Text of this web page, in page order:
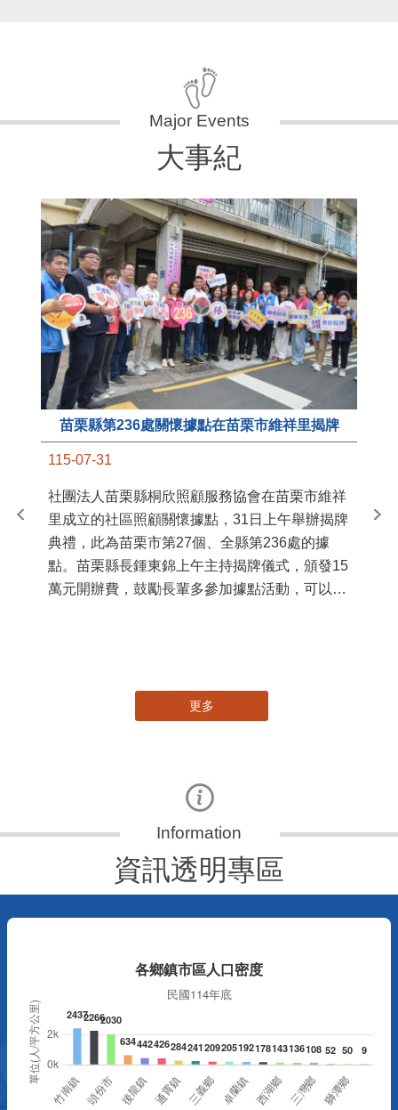
大事紀
苗栗縣第236處關懷據點在苗栗市維祥里揭牌
115-07-31
社團法人苗栗縣桐欣照顧服務協會在苗栗市維祥
里成立的社區照顧關懷據點，31日上午舉辦揭牌
典禮，此為苗栗市第27個、全縣第236處的據
點。苗栗縣長鍾東錦上午主持揭牌儀式，頒發15
萬元開辦費，鼓勵長輩多參加據點活動，可以更
苗
更多
資訊透明專區